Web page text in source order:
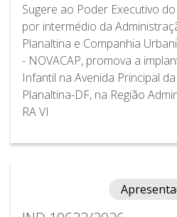
Sugere ao Poder Executivo
por intermédio da
Planaltina e Companhia
- NOVACAP, promova a
Infantil na Avenida Principal
Planaltina-DF, na Região
RA VI